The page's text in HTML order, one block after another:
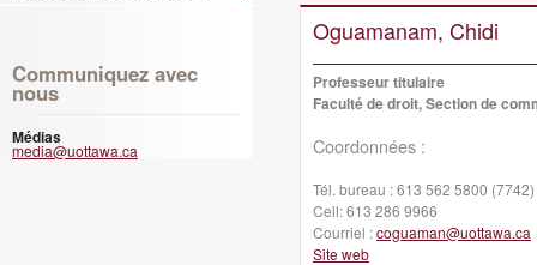
Communiquez avec
nous
Médias
media@uottawa.ca
Oguamanam, Chidi
Professeur titulaire
Faculté de droit, Section de
Coordonnées :
Tél. bureau :613 562 5800 (7742)
Cell:613 286 9966
Courriel :coguaman@uottawa.ca
Site web